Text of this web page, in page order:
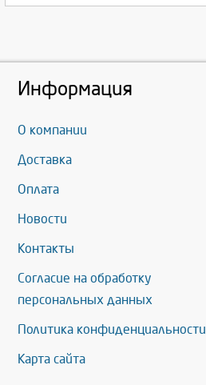
Информация
О компании
Доставка
Оплата
Новости
Контакты
Согласие на обработку
персональных данных
Политика конфиденциальности
Карта сайта